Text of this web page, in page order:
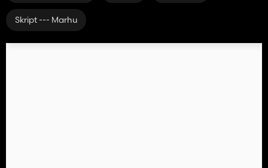
Skript --- Marhu